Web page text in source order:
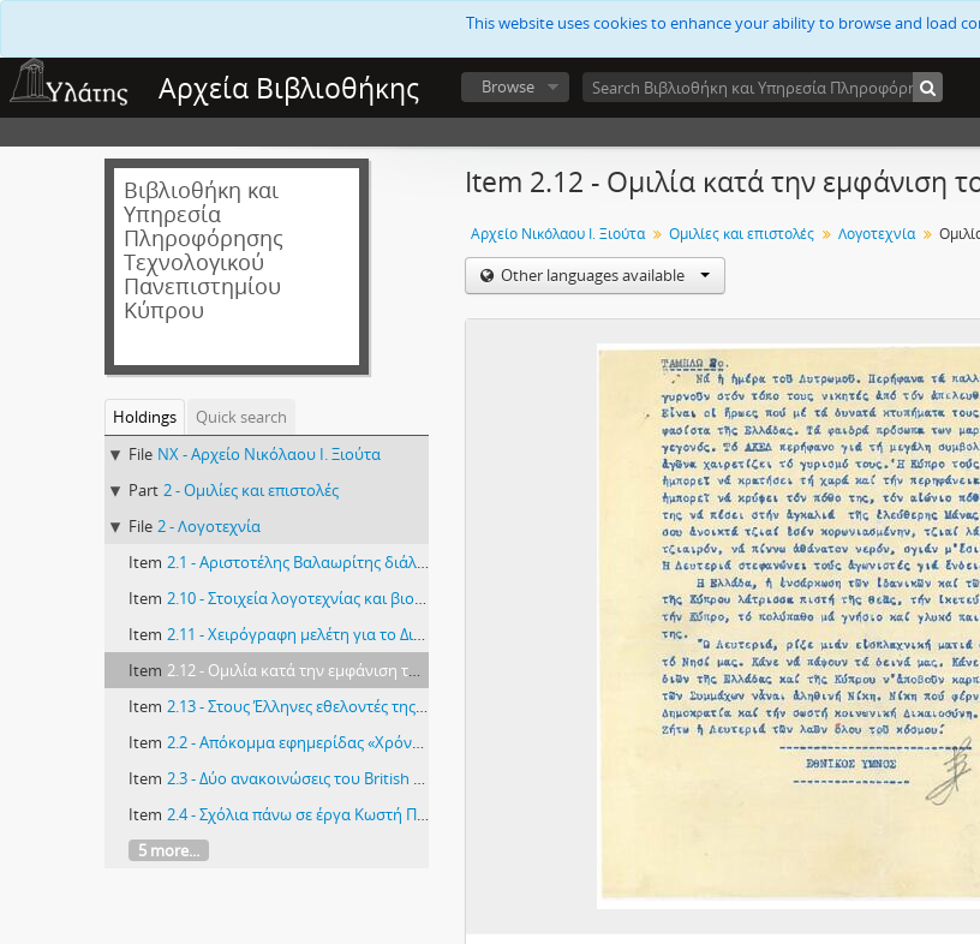
This website uses cookies to enhance your ability to browse and load
Αρχεία Βιβλιοθήκης Browse
Βιβλιοθήκη και
Υπηρεσία
Πληροφόρησης
Τεχνολογικού
Πανεπιστημίου
Κύπρου
Holdings
Quick search
File NX - Αρχείο Νικόλαου Ι. Ξιούτα
Part 2 - Ομιλίες και επιστολές
File 2 - Λογοτεχνία
Item 2.1 - Αριστοτέλης Βαλαωρίτης διάλεξη στο θέατρο Γιορδαμλή
Item 2.10 - Στοιχεία λογοτεχνίας και βιογραφικά ποιητών και πεζογράφων υπό Θέμου Ροδάνθη και Φοίβου Αστέρη, Αθήναι
Item 2.11 - Χειρόγραφη μελέτη για το Διόνυσο (θεό)
Item 2.12 - Ομιλία κατά την εμφάνιση του ταπλώ (1,2) της 16ης Ιουνίου
Item 2.13 - Στους Έλληνες εθελοντές της Κύπρου (ΑΚΕΛ) που πολέμησαν το φασισμό στο Β΄ Παγκόσμιο Πόλεμο
Item 2.2 - Απόκομμα εφημερίδας «Χρόνος» Φεβρουάριο 1941, η εφημερίδα σχολιάζει την διάλεξη που έγινε με θέμα τον Αριστοτέλη Βαλαωρίτη από τον Νικόλαο Ξιούτα
Item 2.3 - Δύο ανακοινώσεις του British Institute Limassol για διάλεξη του Νικόλαου Ξιούτα με τίτλο «The origins and development of the drama»
Item 2.4 - Σχόλια πάνω σε έργα Κωστή Παλαμά
5 more...
Item 2.12 - Ομιλία κατά την εμφάνιση
Αρχείο Νικόλαου Ι. Ξιούτα Ομιλίες και επιστολές Λογοτεχνία
Other languages available